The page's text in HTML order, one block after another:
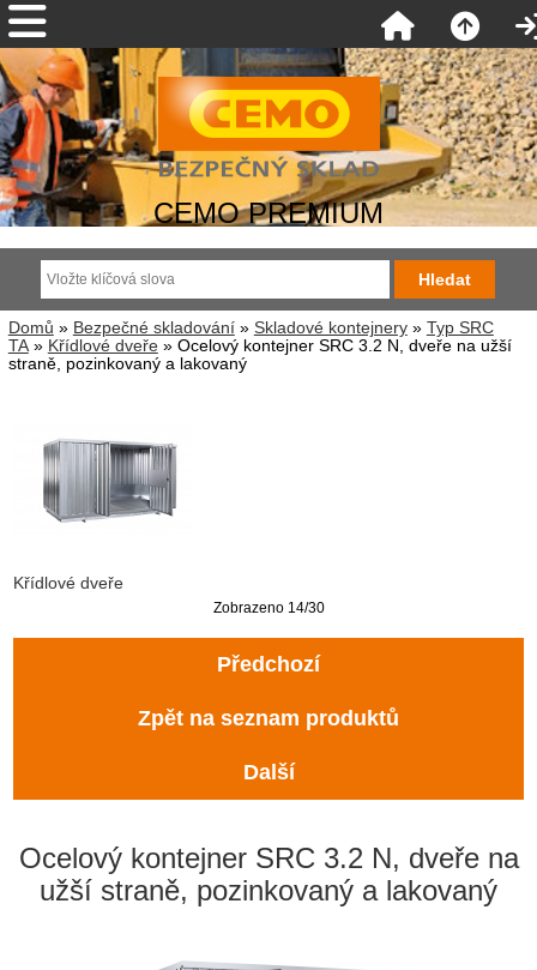
CEMO PREMIUM
Domů » Bezpečné skladování» Skladové kontejnery» Typ SRC
TA» Křídlové dveře» Ocelový kontejner SRC 3.2 N, dveře na užší
straně, pozinkovaný a lakovaný
Křídlové dveře
Zobrazeno 14/30
Předchozí
Zpět na seznam produktů
Další
Ocelový kontejner SRC 3.2 N, dveře na
užší straně, pozinkovaný a lakovaný